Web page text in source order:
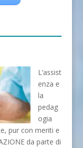
L’assist
enza e
la
pedag
ogia
pur con meriti e
da parte di